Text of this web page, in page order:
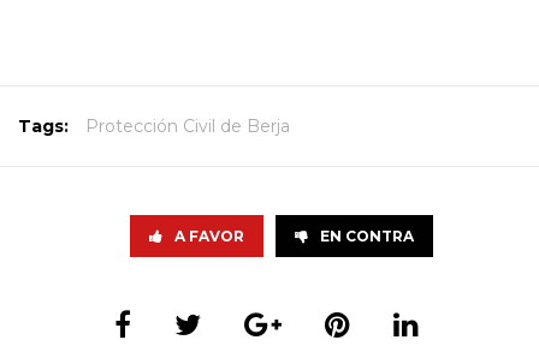
Tags: Protección Civil de Berja
A FAVOR EN CONTRA